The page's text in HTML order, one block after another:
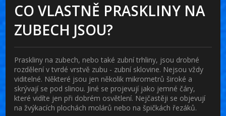
CO VLASTNĚ PRASKLINY NA
ZUBECH JSOU?
Praskliny na zubech, nebo také zubní trhliny, jsou drobné
rozdělení v tvrdé vrstvě zubu - zubní sklovine. Nejsou vždy
viditelné. Některé jsou jen několik mikrometrů široké a
skrývají se pod slinou. Jiné se projevují jako jemné čáry,
které vidíte jen při dobrém osvětlení. Nejčastěji se objevují
na žvýkacích plochách molárů nebo na špičkách řezáků.